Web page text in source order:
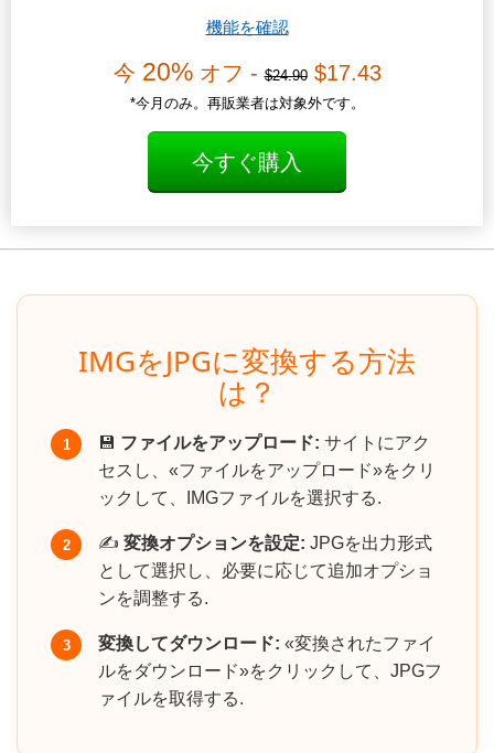
機能を確認
今 20%オフ -$24.90$17.43
*今月のみ。再販業者は対象外です。
今すぐ購入
IMGをJPGに変換する方法
は？
1 💾 ファイルをアップロード: サイトにアク
セスし、«ファイルをアップロード»をクリ
ックして、IMGファイルを選択する.
2 ✍️ 変換オプションを設定: JPGを出力形式
として選択し、必要に応じて追加オプショ
ンを調整する.
3 変換してダウンロード: «変換されたファイ
ルをダウンロード»をクリックして、JPGフ
ァイルを取得する.